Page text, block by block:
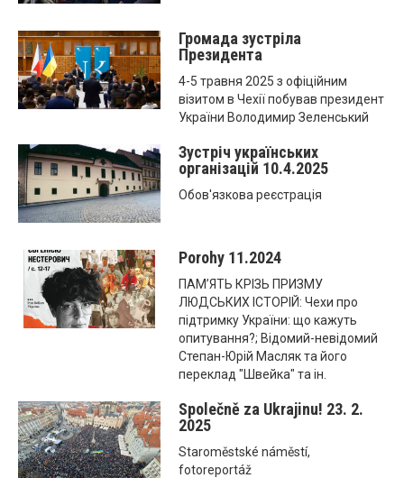
Громада зустріла
Президента
4-5 травня 2025 з офіційним
візитом в Чехії побував президент
України Володимир Зеленський
Зустріч українських
організацій 10.4.2025
Обов'язкова реєстрація
Porohy 11.2024
ПАМ’ЯТЬ КРІЗЬ ПРИЗМУ
ЛЮДСЬКИХ ІСТОРІЙ: Чехи про
підтримку України: що кажуть
опитування?; Відомий-невідомий
Степан-Юрій Масляк та його
переклад "Швейка" та ін.
Společně za Ukrajinu! 23. 2.
2025
Staroměstské náměstí,
fotoreportáž